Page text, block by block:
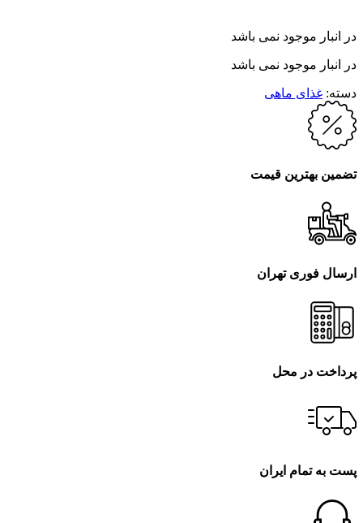
در انبار موجود نمی باشد
در انبار موجود نمی باشد
دسته: غذای ماهی
تضمین بهترین قیمت
ارسال فوری تهران
پرداخت در محل
پست به تمام ایران